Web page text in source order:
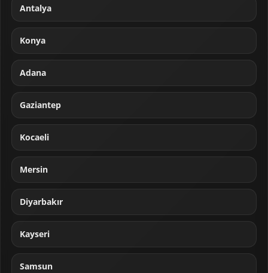
Antalya
Konya
Adana
Gaziantep
Kocaeli
Mersin
Diyarbakır
Kayseri
Samsun